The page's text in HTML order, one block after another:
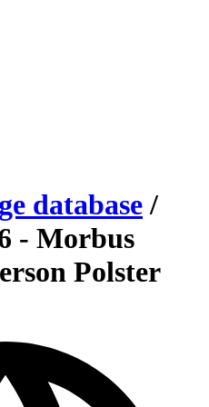
database /
- Morbus
Polster